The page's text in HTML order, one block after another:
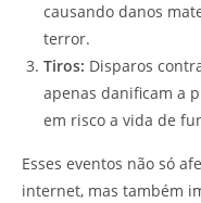
causando danos
terror.
Tiros: Disparos
apenas danificam a
em risco a vida de
Esses eventos não só
internet, mas também